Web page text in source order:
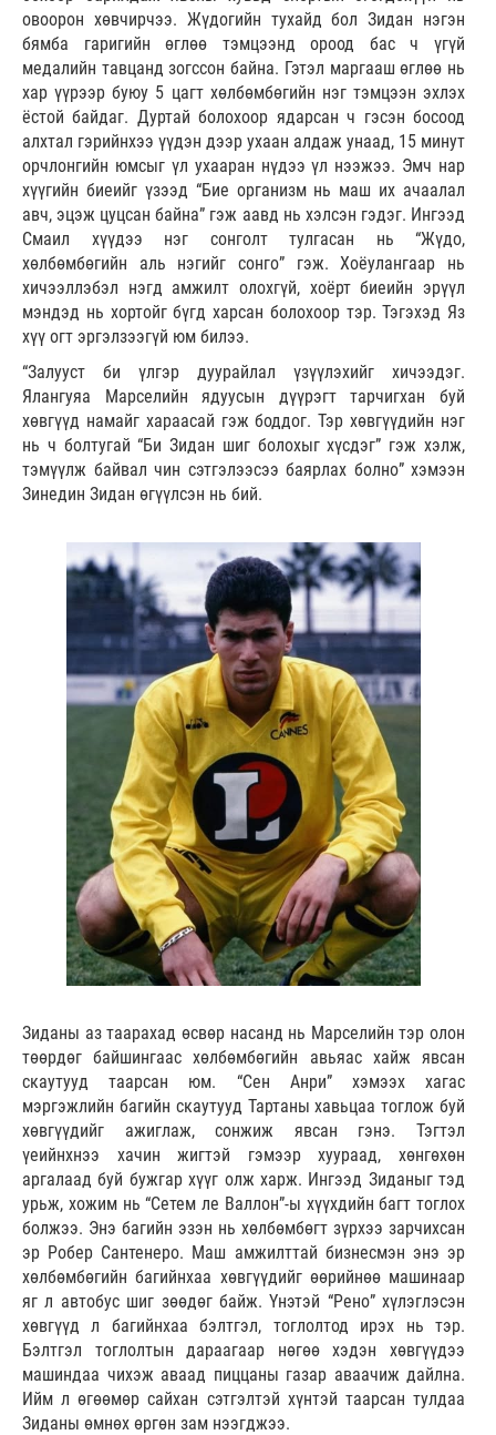
овоорон хөвчирчээ. Жүдогийн тухайд бол Зидан нэгэн
бямба гаригийн өглөө тэмцээнд ороод бас ч үгүй
медалийн тавцанд зогссон байна. Гэтэл маргааш өглөө нь
хар үүрээр буюу 5 цагт хөлбөмбөгийн нэг тэмцээн эхлэх
ёстой байдаг. Дуртай болохоор ядарсан ч гэсэн босоод
алхтал гэрийнхээ үүдэн дээр ухаан алдаж унаад, 15 минут
орчлонгийн юмсыг үл ухааран нүдээ үл нээжээ. Эмч нар
хүүгийн биеийг үзээд “Бие организм нь маш их ачаалал
авч, эцэж цуцсан байна” гэж аавд нь хэлсэн гэдэг. Ингээд
Смаил хүүдээ нэг сонголт тулгасан нь “Жүдо,
хөлбөмбөгийн аль нэгийг сонго” гэж. Хоёулангаар нь
хичээллэбэл нэгд амжилт олохгүй, хоёрт биеийн эрүүл
мэндэд нь хортойг бүгд харсан болохоор тэр. Тэгэхэд Яз
хүү огт эргэлзээгүй юм билээ.
“Залууст би үлгэр дуурайлал үзүүлэхийг хичээдэг.
Ялангуяа Марселийн ядуусын дүүрэгт тарчигхан буй
хөвгүүд намайг хараасай гэж боддог. Тэр хөвгүүдийн нэг
нь ч болтугай “Би Зидан шиг болохыг хүсдэг” гэж хэлж,
тэмүүлж байвал чин сэтгэлээсээ баярлах болно” хэмээн
Зинедин Зидан өгүүлсэн нь бий.
Зиданы аз таарахад өсвөр насанд нь Марселийн тэр олон
төөрдөг байшингаас хөлбөмбөгийн авьяас хайж явсан
скаутууд таарсан юм. “Сен Анри” хэмээх хагас
мэргэжлийн багийн скаутууд Тартаны хавьцаа тоглож буй
хөвгүүдийг ажиглаж, сонжиж явсан гэнэ. Тэгтэл
үеийнхнээ хачин жигтэй гэмээр хуураад, хөнгөхөн
аргалаад буй бужгар хүүг олж харж. Ингээд Зиданыг тэд
урьж, хожим нь “Сетем ле Валлон”-ы хүүхдийн багт тоглох
болжээ. Энэ багийн эзэн нь хөлбөмбөгт зүрхээ зарчихсан
эр Робер Сантенеро. Маш амжилттай бизнесмэн энэ эр
хөлбөмбөгийн багийнхаа хөвгүүдийг өөрийнөө машинаар
яг л автобус шиг зөөдөг байж. Үнэтэй “Рено” хүлэглэсэн
хөвгүүд л багийнхаа бэлтгэл, тоглолтод ирэх нь тэр.
Бэлтгэл тоглолтын дараагаар нөгөө хэдэн хөвгүүдээ
машиндаа чихэж аваад пиццаны газар аваачиж дайлна.
Ийм л өгөөмөр сайхан сэтгэлтэй хүнтэй таарсан тулдаа
Зиданы өмнөх өргөн зам нээгджээ.